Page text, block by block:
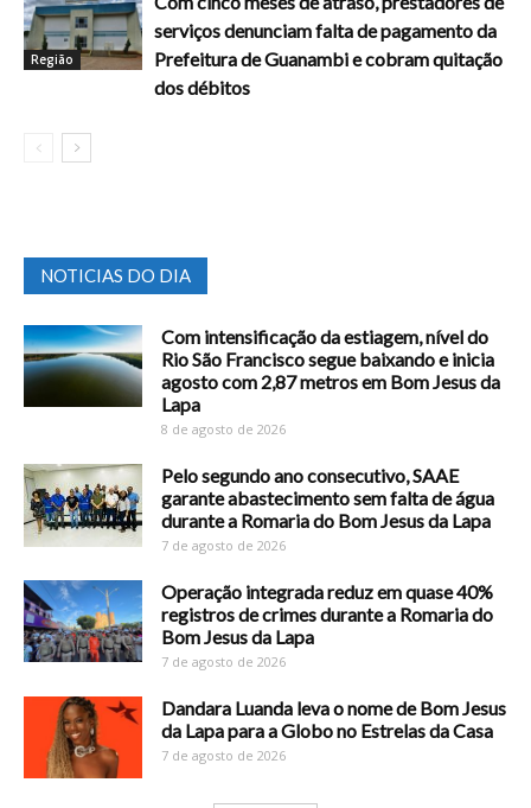
Região
serviços denunciam falta de pagamento da
Prefeitura de Guanambi e cobram quitação
dos débitos
NOTICIAS DO DIA
Com intensificação da estiagem, nível do
Rio São Francisco segue baixando e inicia
agosto com 2,87 metros em Bom Jesus da
Lapa
8 de agosto de 2026
Pelo segundo ano consecutivo, SAAE
garante abastecimento sem falta de água
durante a Romaria do Bom Jesus da Lapa
7 de agosto de 2026
Operação integrada reduz em quase 40%
registros de crimes durante a Romaria do
Bom Jesus da Lapa
7 de agosto de 2026
Dandara Luanda leva o nome de Bom Jesus
da Lapa para a Globo no Estrelas da Casa
7 de agosto de 2026